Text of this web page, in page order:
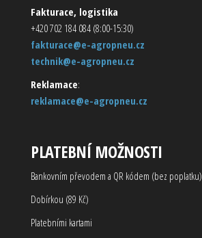
Fakturace, logistika
+420 702 184 084 (8:00-15:30)
fakturace@e-agropneu.cz
technik@e-agropneu.cz
Reklamace:
reklamace@e-agropneu.cz
PLATEBNÍ MOŽNOSTI
Bankovním převodem a QR kódem (bez poplatku)
Dobírkou (89 Kč)
Platebními kartami